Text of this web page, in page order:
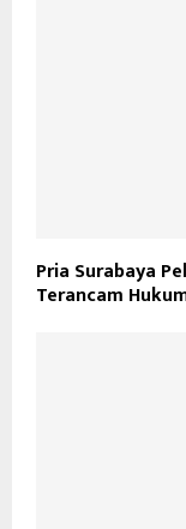
Pria Surabaya
Terancam